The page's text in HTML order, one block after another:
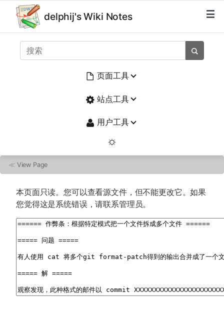
delphij's Wiki Notes
页面工具
站点工具
用户工具
≪ View Page
本页面只读。您可以查看源文件，但不能更改它。如果
您觉得这是系统错误，请联系管理员。